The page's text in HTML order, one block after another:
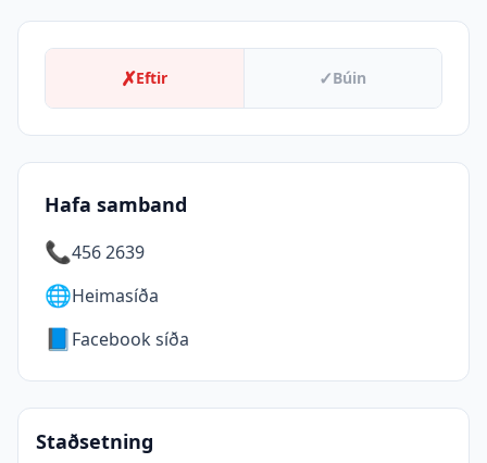
✗Eftir ✓Búin
Hafa samband
📞456 2639
🌐Heimasíða
📘Facebook síða
Staðsetning